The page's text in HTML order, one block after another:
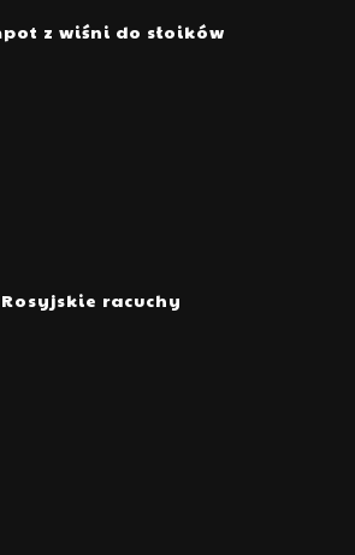
z wiśni do słoików
Rosyjskie racuchy